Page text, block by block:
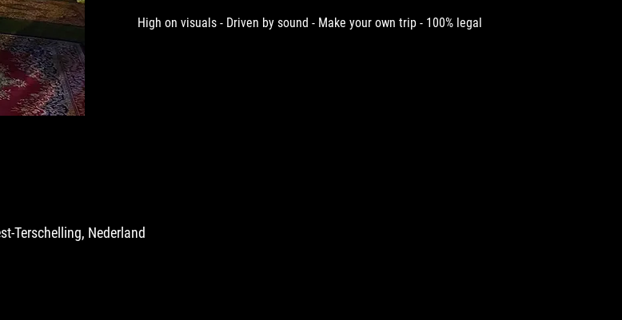
High on visuals - Driven by sound - Make your own trip - 100% legal
Terschelling, Nederland